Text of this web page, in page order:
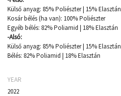
Külső anyag: 85% Poliészter | 15% Elasztán
Kosár bélés (ha van): 100% Poliészter
Egyéb bélés: 82% Poliamid | 18% Elasztán
-Alsó:
Külső anyag: 85% Poliészter | 15% Elasztán
Bélés: 82% Poliamid | 18% Elasztán
YEAR
2022